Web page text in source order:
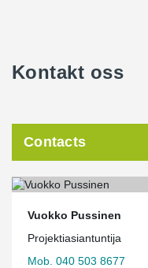
Kontakt oss
Contacts
Vuokko Pussinen
Projektiasiantuntija
Mob. 040 503 8677